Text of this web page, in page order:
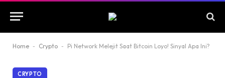
Home - Crypto - Pi Network Melejit Saat Bitcoin Loyo! Sinyal Apa Ini?
CRYPTO